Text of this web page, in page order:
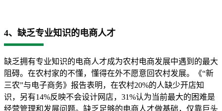
4、缺乏专业知识的电商人才
缺乏拥有专业知识的电商人才成为农村电商发展中遇到的最大
阻碍。在农村家的不懂，懂得在外不愿意回农村发展。《“新
三农”与电子商务》报告表明，在农村20%的人缺少开店知
识，另有14%反映不会设计网店，31%认为当前最大的困难是
经营管理和发展问题。缺乏足够的电商人才做基础，仅靠巨头